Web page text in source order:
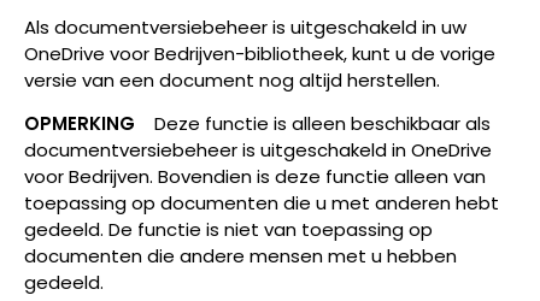
Als documentversiebeheer is uitgeschakeld in uw
OneDrive voor Bedrijven-bibliotheek, kunt u de vorige
versie van een document nog altijd herstellen.
OPMERKING
Deze functie is alleen beschikbaar als
documentversiebeheer is uitgeschakeld in OneDrive
voor Bedrijven. Bovendien is deze functie alleen van
toepassing op documenten die u met anderen hebt
gedeeld. De functie is niet van toepassing op
documenten die andere mensen met u hebben
gedeeld.